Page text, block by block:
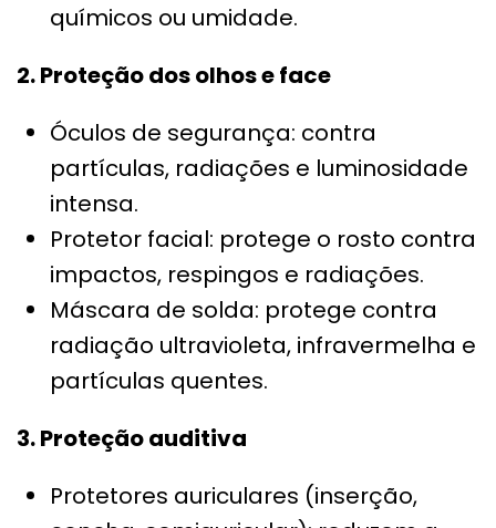
químicos ou umidade.
2. Proteção dos olhos e face
Óculos de segurança: contra
partículas, radiações e luminosidade
intensa.
Protetor facial: protege o rosto contra
impactos, respingos e radiações.
Máscara de solda: protege contra
radiação ultravioleta, infravermelha e
partículas quentes.
3. Proteção auditiva
Protetores auriculares (inserção,